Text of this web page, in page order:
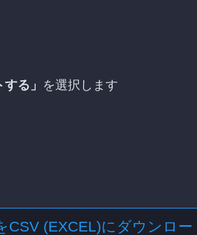
る」 を選択します
CSV (EXCEL)にダウンロー